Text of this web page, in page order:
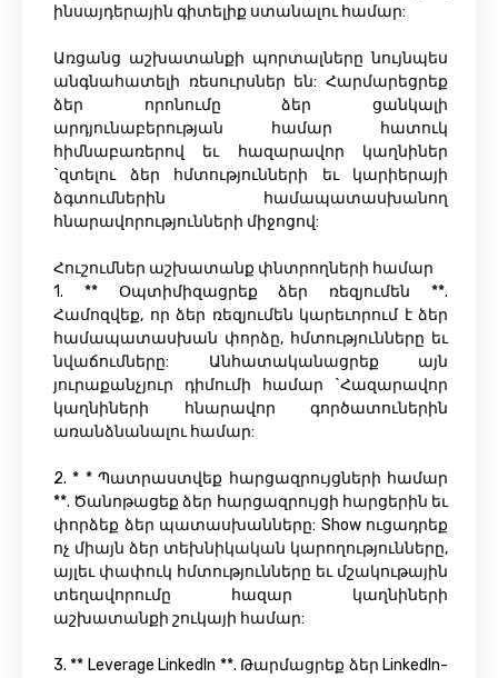
ինսայդերային գիտելիք ստանալու համար:
Առցանց աշխատանքի պորտալները նույնպես
անգնահատելի ռեսուրսներ են: Հարմարեցրեք
ձեր որոնումը ձեր ցանկալի
արդյունաբերության համար հատուկ
հիմնաբառերով եւ հազարավոր կաղնիներ
`զտելու ձեր հմտությունների եւ կարիերայի
ձգտումներին համապատասխանող
հնարավորությունների միջոցով:
Հուշումներ աշխատանք փնտրողների համար
1. ** Օպտիմիզացրեք ձեր ռեզյումեն **.
Համոզվեք, որ ձեր ռեզյումեն կարեւորում է ձեր
համապատասխան փորձը, հմտությունները եւ
նվաճումները: Անհատականացրեք այն
յուրաքանչյուր դիմումի համար `Հազարավոր
կաղնիների հնարավոր գործատուներին
առանձնանալու համար:
2. * * Պատրաստվեք հարցազրույցների համար
**. Ծանոթացեք ձեր հարցազրույցի հարցերին եւ
փորձեք ձեր պատասխանները: Show ուցադրեք
ոչ միայն ձեր տեխնիկական կարողությունները,
այլեւ փափուկ հմտությունները եւ մշակութային
տեղավորումը հազար կաղնիների
աշխատանքի շուկայի համար:
3. ** Leverage LinkedIn **. Թարմացրեք ձեր LinkedIn-